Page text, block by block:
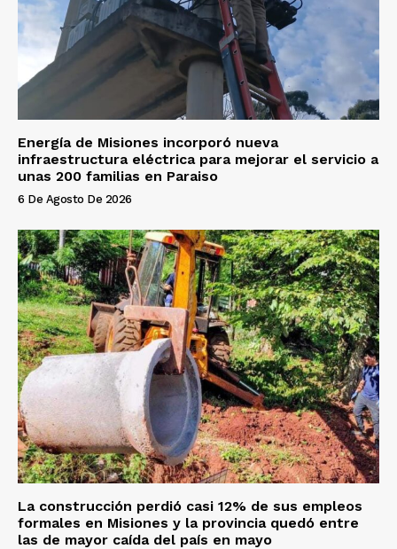
Energía de Misiones incorporó nueva
infraestructura eléctrica para mejorar el servicio a
unas 200 familias en Paraiso
6 De Agosto De 2026
La construcción perdió casi 12% de sus empleos
formales en Misiones y la provincia quedó entre
las de mayor caída del país en mayo